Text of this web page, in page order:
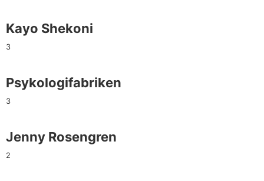
Kayo Shekoni
3
Psykologifabriken
3
Jenny Rosengren
2